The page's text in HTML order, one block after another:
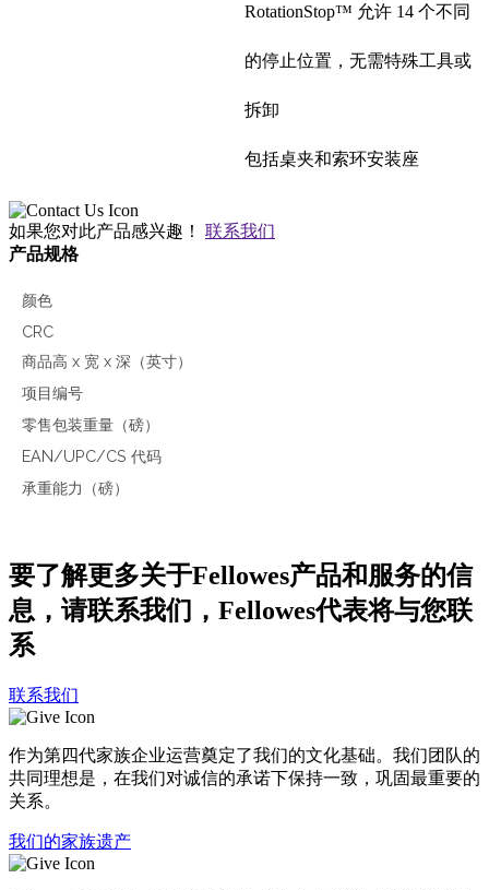
RotationStop™ 允许 14 个不同
的停止位置，无需特殊工具或
拆卸
包括桌夹和索环安装座
如果您对此产品感兴趣！ 联系我们
产品规格
颜色
CRC
商品高 x 宽 x 深（英寸）
项目编号
零售包装重量（磅）
EAN/UPC/CS 代码
承重能力（磅）
要了解更多关于Fellowes产品和服务的信
息，请联系我们，Fellowes代表将与您联
系
联系我们
作为第四代家族企业运营奠定了我们的文化基础。我们团队的
共同理想是，在我们对诚信的承诺下保持一致，巩固最重要的
关系。
我们的家族遗产